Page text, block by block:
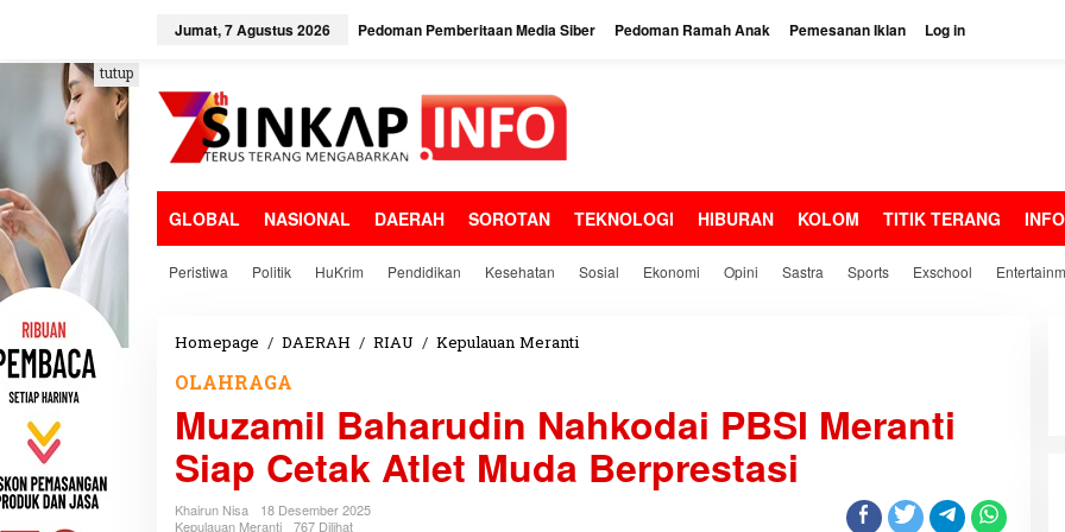
e
k
o
n
t
e
n
Jumat, 7 Agustus 2026 Pedoman Pemberitaan Media Siber Pedoman Ramah Anak Pemesanan Iklan Log in
GLOBAL NASIONAL DAERAH SOROTAN TEKNOLOGI HIBURAN KOLOM TITIK TERANG
Peristiwa Politik HuKrim Pendidikan Kesehatan Sosial Ekonomi Opini Sastra Sports Exschool
tutup
Homepage / DAERAH / RIAU / Kepulauan Meranti
m
OLAHRAGA
Muzamil Baharudin Nahkodai PBSI Meranti
Siap Cetak Atlet Muda Berprestasi
Khairun Nisa
18 Desember 2025
Kepulauan Meranti
767 Dilihat